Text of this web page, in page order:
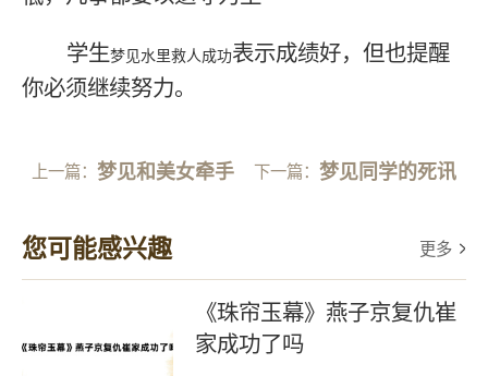
学生梦见水里救人成功表示成绩好，但也提醒
你必须继续努力。
上一篇：梦见和美女牵手 下一篇： 梦见同学的死讯
您可能感兴趣 更多
《珠帘玉幕》燕子京复仇崔
家成功了吗